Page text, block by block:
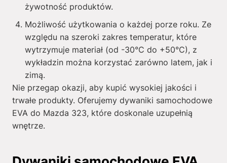
żywotność produktów.
Możliwość użytkowania o każdej porze roku. Ze
względu na szeroki zakres temperatur, które
wytrzymuje materiał (od -30°C do +50°C), z
wykładzin można korzystać zarówno latem, jak i
zimą.
Nie przegap okazji, aby kupić wysokiej jakości i
trwałe produkty. Oferujemy dywaniki samochodowe
EVA do Mazda 323, które doskonale uzupełnią
wnętrze.